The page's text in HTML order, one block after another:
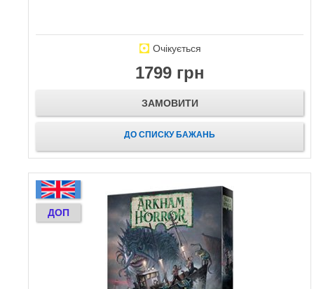
Очікується
1799 грн
ЗАМОВИТИ
ДО СПИСКУ БАЖАНЬ
ДОП